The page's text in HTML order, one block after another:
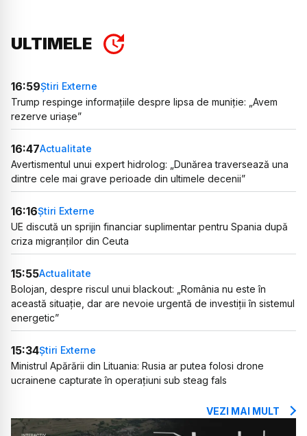
ULTIMELE
16:59Știri Externe
Trump respinge informațiile despre lipsa de muniție: „Avem
rezerve uriașe”
16:47Actualitate
Avertismentul unui expert hidrolog: „Dunărea traversează una
dintre cele mai grave perioade din ultimele decenii”
16:16Știri Externe
UE discută un sprijin financiar suplimentar pentru Spania după
criza migranților din Ceuta
15:55Actualitate
Bolojan, despre riscul unui blackout: „România nu este în
această situație, dar are nevoie urgentă de investiții în sistemul
energetic”
15:34Știri Externe
Ministrul Apărării din Lituania: Rusia ar putea folosi drone
ucrainene capturate în operațiuni sub steag fals
VEZI MAI MULT